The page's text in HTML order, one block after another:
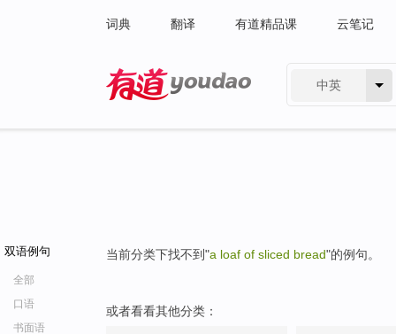
词典 翻译 有道精品课 云笔记
中英
双语例句
全部
口语
书面语
当前分类下找不到"a loaf of sliced bread"的例句。
或者看看其他分类：